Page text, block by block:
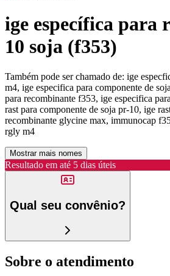
ige específica para
10 soja (f353)
Também pode ser chamado de: ige
m4, ige especifica para componente de
para recombinante f353, ige especifica
rast para componente de soja pr-10, ige
recombinante glycine max, immunocap
rgly m4
Mostrar mais nomes
Resultado em até 5 dias úteis
Qual seu convênio?
Sobre o atendimento